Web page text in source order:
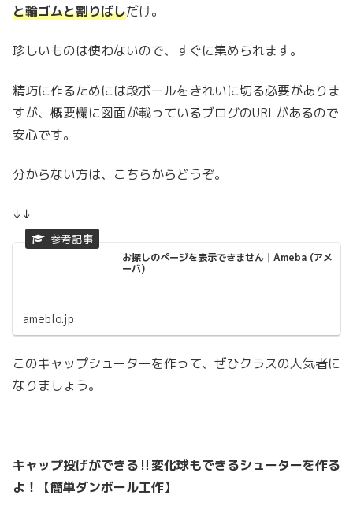
と輪ゴムと割りばしだけ。
珍しいものは使わないので、すぐに集められます。
精巧に作るためには段ボールをきれいに切る必要がありま
すが、概要欄に図面が載っているブログのURLがあるので
安心です。
分からない方は、こちらからどうぞ。
↓↓
お探しのページを表示できません｜Ameba (アメ
ーバ)
ameblo.jp
このキャップシューターを作って、ぜひクラスの人気者に
なりましょう。
キャップ投げができる‼変化球もできるシューターを作る
よ！【簡単ダンボール工作】